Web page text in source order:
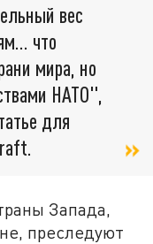
вес
что
мира, но
НАТО",
для
Запада,
преследуют